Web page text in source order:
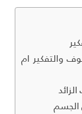
والتفكير ام
الجسم